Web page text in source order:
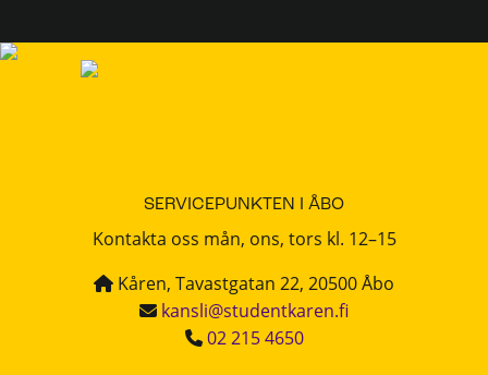
SERVICEPUNKTEN I ÅBO
Kontakta oss mån, ons, tors kl. 12–15
Kåren, Tavastgatan 22, 20500 Åbo
kansli@studentkaren.fi
02 215 4650